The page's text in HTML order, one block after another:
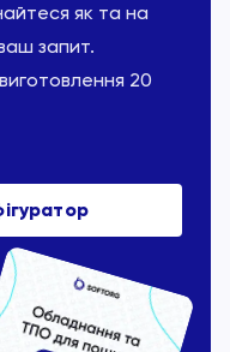
як та на
запит.
20